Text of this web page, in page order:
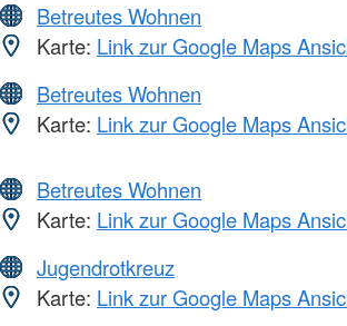
Betreutes Wohnen
Karte: Link zur Google Maps
Betreutes Wohnen
Karte: Link zur Google Maps
Betreutes Wohnen
Karte: Link zur Google Maps
Jugendrotkreuz
Karte: Link zur Google Maps